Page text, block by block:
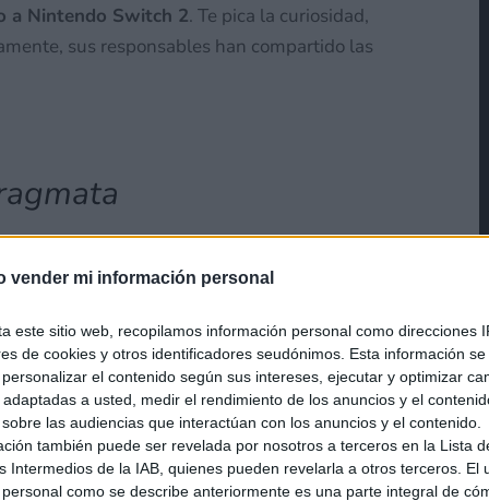
vender mi información personal
este sitio web, recopilamos información personal como direcciones
de cookies y otros identificadores seudónimos. Esta información
el contenido según sus intereses, ejecutar y optimizar
adaptadas a usted, medir el rendimiento de los anuncios y el
las audiencias que interactúan con los anuncios y el contenido.
también puede ser revelada por nosotros a terceros en la Lista
Intermedios de la IAB, quienes pueden revelarla a otros terceros. El
como se describe anteriormente es una parte integral de
a Nintendo Switch 2. Te pica la curiosidad,
sus responsables han compartido las
en cuestión, acaba de compartir un
más de dos minutos de duración, resume las
streamer y creadores de contenido
compartimos dicho video con todos